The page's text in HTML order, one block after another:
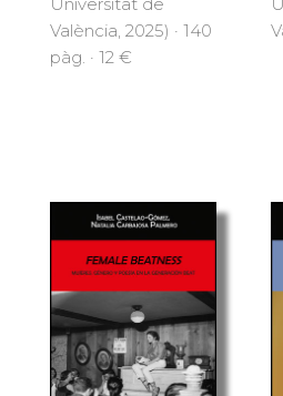
València, 2025) · 140
pàg. · 12 €